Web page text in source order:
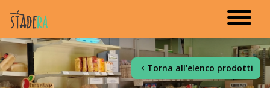
Torna all'elenco prodotti